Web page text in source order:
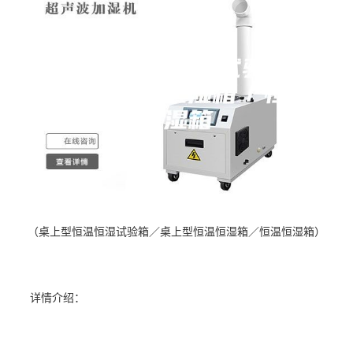
（桌上型恒温恒湿试验箱／桌上型恒温恒湿箱／恒温恒湿箱）
详情介绍：